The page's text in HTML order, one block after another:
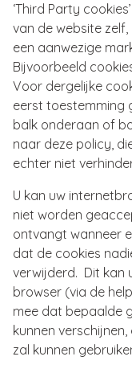
‘Third Party
van de website
een aanwezige
Bijvoorbeeld
Voor dergelijke
eerst toestemming
balk onderaan of
naar deze policy,
echter niet
U kan uw
niet worden
ontvangt wanneer
dat de cookies
verwijderd. Dit kan
browser (via de
mee dat bepaalde
kunnen
zal kunnen